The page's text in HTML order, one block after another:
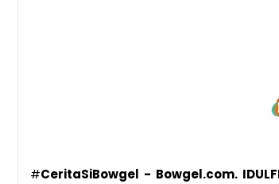
#CeritaSiBowgel - Bowgel.com.